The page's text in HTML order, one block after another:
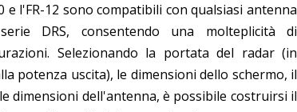
e l'FR-12 sono compatibili con qualsiasi antenna
DRS, consentendo una molteplicità di
Selezionando la portata del radar (in
potenza uscita), le dimensioni dello schermo, il
dimensioni dell'antenna, è possibile costruirsi il